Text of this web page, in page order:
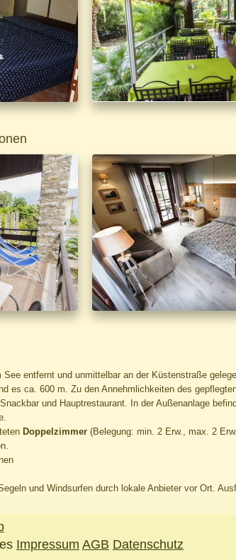
entfernt und unmittelbar an der Küstenstraße
es ca. 600 m. Zu den Annehmlichkeiten des
und Hauptrestaurant. In der Außenanlage
Doppelzimmer(Belegung: min. 2 Erw., max. 2
und Windsurfen durch lokale Anbieter vor Ort.
Impressum AGB Datenschutz